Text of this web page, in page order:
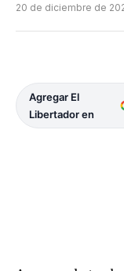
20 de diciembre de
Agregar El
Libertador en